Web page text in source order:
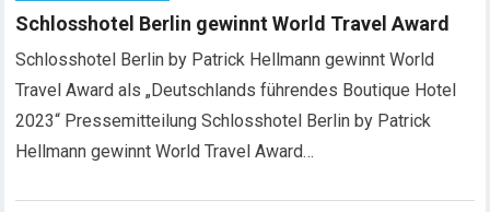
Schlosshotel Berlin gewinnt World Travel Award
Schlosshotel Berlin by Patrick Hellmann gewinnt World
Travel Award als „Deutschlands führendes Boutique Hotel
2023“ Pressemitteilung Schlosshotel Berlin by Patrick
Hellmann gewinnt World Travel Award…